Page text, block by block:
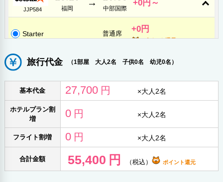
JJP584 福岡
→
中部国際
+0円～
Starter 普通席 +0円
ポイント還元
旅行代金 （1部屋 大人2名 子供0名 幼児0名）
基本代金 27,700 円 ×大人2名
ホテルプラン割
増
0 円 ×大人2名
フライト割増 0 円 ×大人2名
合計金額 55,400 円 （税込） ポイント還元